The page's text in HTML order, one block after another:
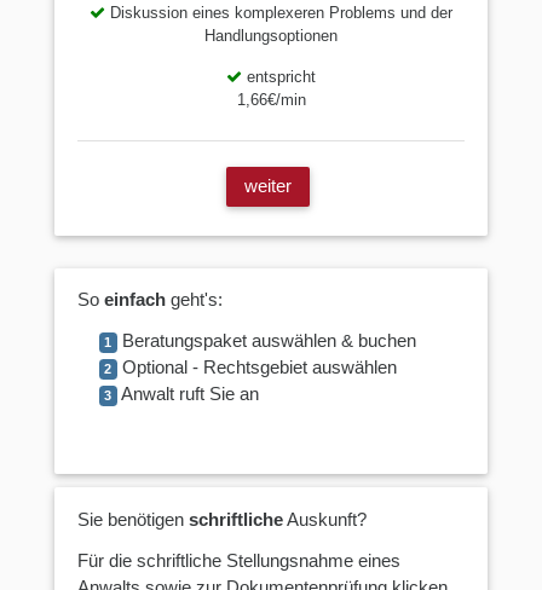
Diskussion eines komplexeren Problems und der
Handlungsoptionen
entspricht
1,66€/min
weiter
So einfachgeht's:
1 Beratungspaket auswählen & buchen
2 Optional - Rechtsgebiet auswählen
3 Anwalt ruft Sie an
Sie benötigen schriftlicheAuskunft?
Für die schriftliche Stellungsnahme eines